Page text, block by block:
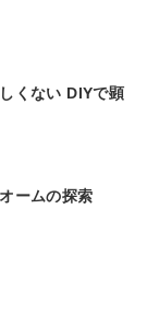
くない DIYで顕
ームの探索